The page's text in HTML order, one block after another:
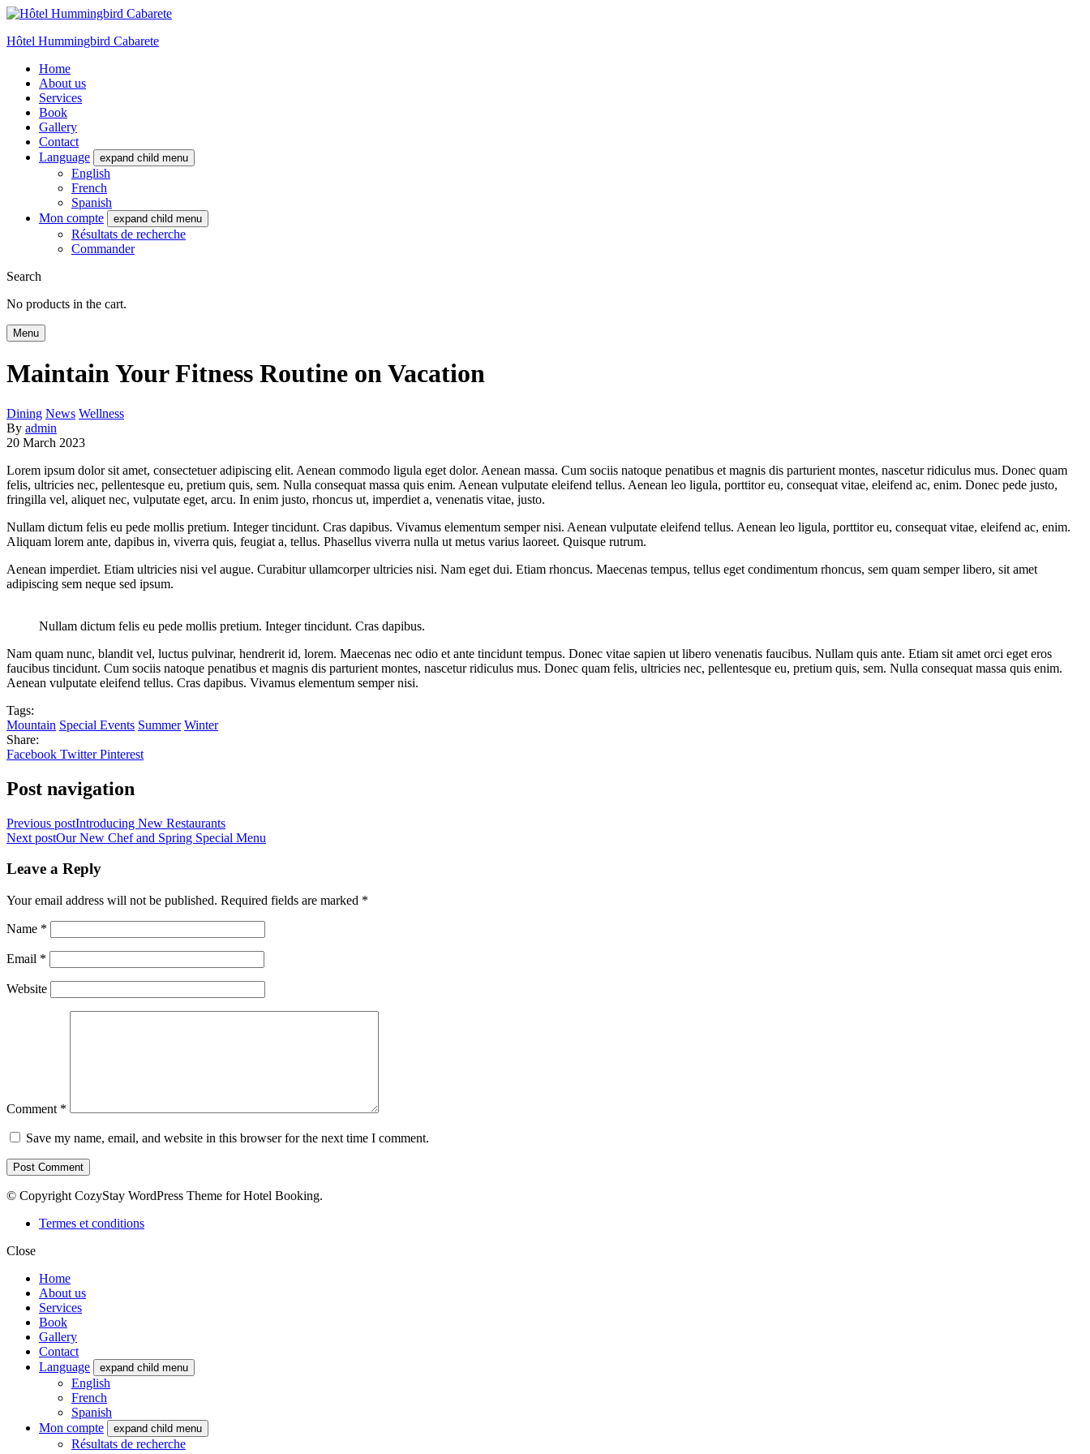
Hôtel Hummingbird Cabarete
Home
About us
Services
Book
Gallery
Contact
Language
expand child menu
English
French
Spanish
Mon compte
expand child menu
Résultats de recherche
Commander
Search
No products in the cart.
Menu
Maintain Your Fitness Routine on Vacation
Dining News Wellness
By admin
20 March 2023
Lorem ipsum dolor sit amet, consectetuer adipiscing elit. Aenean commodo ligula eget dolor. Aenean massa. Cum sociis natoque penatibus et magnis dis parturient montes, nascetur ridiculus mus. Donec quam
felis, ultricies nec, pellentesque eu, pretium quis, sem. Nulla consequat massa quis enim. Aenean vulputate eleifend tellus. Aenean leo ligula, porttitor eu, consequat vitae, eleifend ac, enim. Donec pede justo,
fringilla vel, aliquet nec, vulputate eget, arcu. In enim justo, rhoncus ut, imperdiet a, venenatis vitae, justo.
Nullam dictum felis eu pede mollis pretium. Integer tincidunt. Cras dapibus. Vivamus elementum semper nisi. Aenean vulputate eleifend tellus. Aenean leo ligula, porttitor eu, consequat vitae, eleifend ac, enim.
Aliquam lorem ante, dapibus in, viverra quis, feugiat a, tellus. Phasellus viverra nulla ut metus varius laoreet. Quisque rutrum.
Aenean imperdiet. Etiam ultricies nisi vel augue. Curabitur ullamcorper ultricies nisi. Nam eget dui. Etiam rhoncus. Maecenas tempus, tellus eget condimentum rhoncus, sem quam semper libero, sit amet
adipiscing sem neque sed ipsum.
Nullam dictum felis eu pede mollis pretium. Integer tincidunt. Cras dapibus.
Nam quam nunc, blandit vel, luctus pulvinar, hendrerit id, lorem. Maecenas nec odio et ante tincidunt tempus. Donec vitae sapien ut libero venenatis faucibus. Nullam quis ante. Etiam sit amet orci eget eros
faucibus tincidunt. Cum sociis natoque penatibus et magnis dis parturient montes, nascetur ridiculus mus. Donec quam felis, ultricies nec, pellentesque eu, pretium quis, sem. Nulla consequat massa quis enim.
Aenean vulputate eleifend tellus. Cras dapibus. Vivamus elementum semper nisi.
Tags:
Mountain Special Events Summer Winter
Share:
Facebook Twitter Pinterest
Post navigation
Previous postIntroducing New Restaurants
Next postOur New Chef and Spring Special Menu
Leave a Reply
Your email address will not be published. Required fields are marked *
Name *
Email *
Website
Comment *
Save my name, email, and website in this browser for the next time I comment.
© Copyright CozyStay WordPress Theme for Hotel Booking.
Termes et conditions
Close
Home
About us
Services
Book
Gallery
Contact
Language
expand child menu
English
French
Spanish
Mon compte
expand child menu
Résultats de recherche